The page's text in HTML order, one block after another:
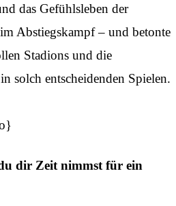
das Gefühlsleben der
Abstiegskampf – und betonte
Stadions und die
solch entscheidenden Spielen.
dir Zeit nimmst für ein